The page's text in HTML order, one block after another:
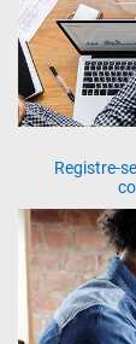
Registre-